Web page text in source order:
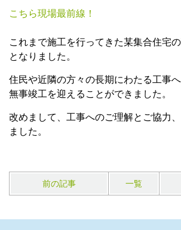
こちら現場最前線！
これまで施工を行ってきた某集合住宅
となりました。
住民や近隣の方々の長期にわたる工事へ
無事竣工を迎えることができました。
改めまして、工事へのご理解とご協力
ました。
前の記事 一覧